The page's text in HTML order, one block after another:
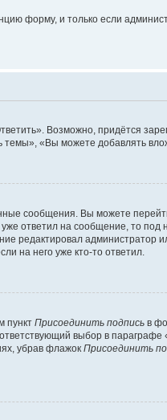
форму, и только если
Возможно, придётся
«Вы можете добавлять
сообщения. Вы можете
ответил на сообщение, то
редактировал администратор
на него уже кто-то ответил.
пункт Присоединить подпись в
выбор в
убрав флажок Присоединить